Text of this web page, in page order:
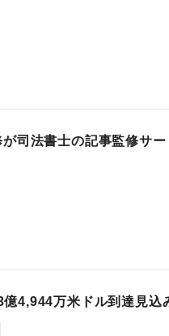
司法書士の記事監修サー
4,944万米ドル到達見込